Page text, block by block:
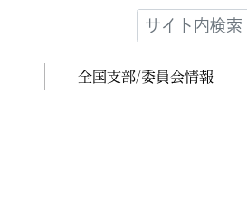
全国支部/委員会情報